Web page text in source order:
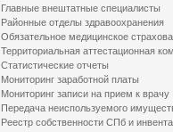
Главные внештатные специалисты
Районные отделы здравоохранения
Обязательное медицинское
Территориальная аттестационная
Статистические отчеты
Мониторинг заработной платы
Мониторинг записи на прием к врачу
Передача неиспользуемого
Реестр собственности СПб и